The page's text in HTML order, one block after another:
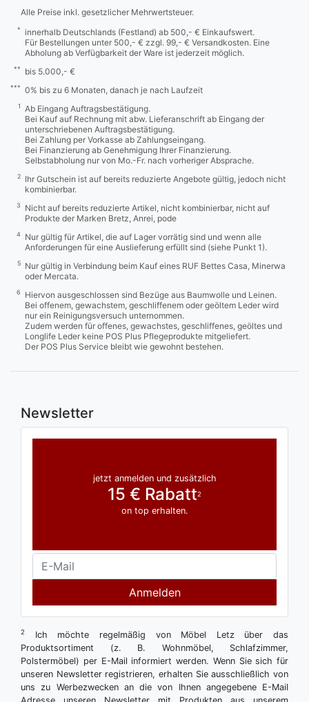
Alle Preise inkl. gesetzlicher Mehrwertsteuer.
*
innerhalb Deutschlands (Festland) ab 500,- € Einkaufswert.
Für Bestellungen unter 500,- € zzgl. 99,- € Versandkosten. Eine
Abholung ab Verfügbarkeit der Ware ist jederzeit möglich.
** bis 5.000,- €
*** 0% bis zu 6 Monaten, danach je nach Laufzeit
1
Ab Eingang Auftragsbestätigung.
Bei Kauf auf Rechnung mit abw. Lieferanschrift ab Eingang der
unterschriebenen Auftragsbestätigung.
Bei Zahlung per Vorkasse ab Zahlungseingang.
Bei Finanzierung ab Genehmigung Ihrer Finanzierung.
Selbstabholung nur von Mo.-Fr. nach vorheriger Absprache.
2
Ihr Gutschein ist auf bereits reduzierte Angebote gültig, jedoch nicht
kombinierbar.
3
Nicht auf bereits reduzierte Artikel, nicht kombinierbar, nicht auf
Produkte der Marken Bretz, Anrei, pode
4
Nur gültig für Artikel, die auf Lager vorrätig sind und wenn alle
Anforderungen für eine Auslieferung erfüllt sind (siehe Punkt 1).
5
Nur gültig in Verbindung beim Kauf eines RUF Bettes Casa, Minerwa
oder Mercata.
6
Hiervon ausgeschlossen sind Bezüge aus Baumwolle und Leinen.
Bei offenem, gewachstem, geschliffenem oder geöltem Leder wird
nur ein Reinigungsversuch unternommen.
Zudem werden für offenes, gewachstes, geschliffenes, geöltes und
Longlife Leder keine POS Plus Pflegeprodukte mitgeliefert.
Der POS Plus Service bleibt wie gewohnt bestehen.
Newsletter
jetzt anmelden und zusätzlich
15 € Rabatt2
on top erhalten.
Anmelden
2
Ich möchte regelmäßig von Möbel Letz über das
Produktsortiment (z. B. Wohnmöbel, Schlafzimmer,
Polstermöbel) per E-Mail informiert werden. Wenn Sie sich für
unseren Newsletter registrieren, erhalten Sie ausschließlich von
uns zu Werbezwecken an die von Ihnen angegebene E-Mail